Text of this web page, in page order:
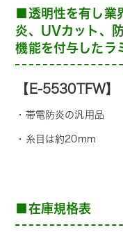
■透明性を有し業
炎、UVカット、
機能を付与したラ
【E-5530TFW】
・帯電防炎の汎用品
・糸目は約20mm
■在庫規格表